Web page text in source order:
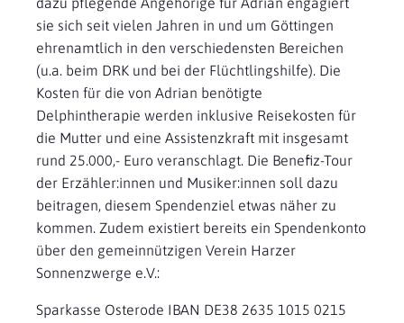
sie sich seit vielen Jahren in und um Göttingen
ehrenamtlich in den verschiedensten Bereichen
(u.a. beim DRK und bei der Flüchtlingshilfe). Die
Kosten für die von Adrian benötigte
Delphintherapie werden inklusive Reisekosten für
die Mutter und eine Assistenzkraft mit insgesamt
rund 25.000,- Euro veranschlagt. Die Benefiz-Tour
der Erzähler:innen und Musiker:innen soll dazu
beitragen, diesem Spendenziel etwas näher zu
kommen. Zudem existiert bereits ein Spendenkonto
über den gemeinnützigen Verein Harzer
Sonnenzwerge e.V.:
Sparkasse Osterode IBAN DE38 2635 1015 0215